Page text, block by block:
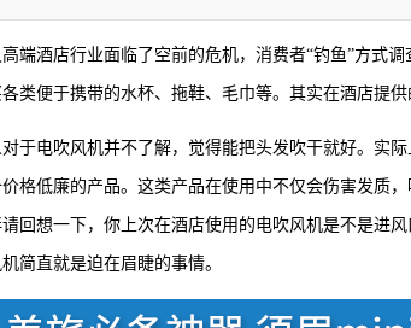
端酒店行业面临了空前的危机，消费者“钓鱼”方式
类便于携带的水杯、拖鞋、毛巾等。其实在酒店提
于电吹风机并不了解，觉得能把头发吹干就好。实
格低廉的产品。这类产品在使用中不仅会伤害发质
回想一下，你上次在酒店使用的电吹风机是不是进
简直就是迫在眉睫的事情。